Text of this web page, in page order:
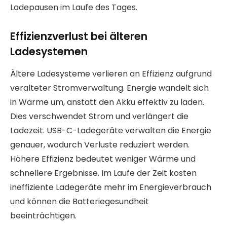
Ladepausen im Laufe des Tages.
Effizienzverlust bei älteren
Ladesystemen
Ältere Ladesysteme verlieren an Effizienz aufgrund
veralteter Stromverwaltung. Energie wandelt sich
in Wärme um, anstatt den Akku effektiv zu laden.
Dies verschwendet Strom und verlängert die
Ladezeit. USB-C-Ladegeräte verwalten die Energie
genauer, wodurch Verluste reduziert werden.
Höhere Effizienz bedeutet weniger Wärme und
schnellere Ergebnisse. Im Laufe der Zeit kosten
ineffiziente Ladegeräte mehr im Energieverbrauch
und können die Batteriegesundheit
beeinträchtigen.